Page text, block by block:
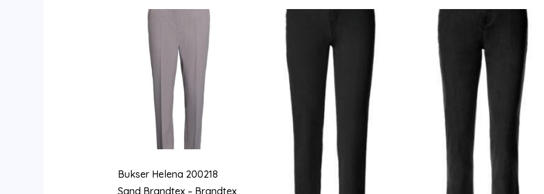
Bukser Helena 200218
Sand Brandtex – Brandtex